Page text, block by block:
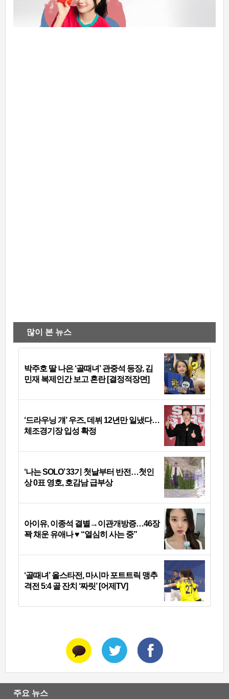
많이 본 뉴스
박주호 딸 나은 ‘골때녀’ 관중석 등장, 김
민재 복제인간 보고 혼란 [결정적장면]
‘드라우닝 걔’ 우즈, 데뷔 12년만 일냈다…
체조경기장 입성 확정
‘나는 SOLO’ 33기 첫날부터 반전…첫인
상 0표 영호, 호감남 급부상
아이유, 이종석 결별→이관개방증…46장
꽉 채운 유애나 ♥ “열심히 사는 중”
‘골때녀’ 올스타전, 마시마 포트트릭 맹추
격전 5:4 골 잔치 ‘짜릿’ [어제TV]
주요 뉴스